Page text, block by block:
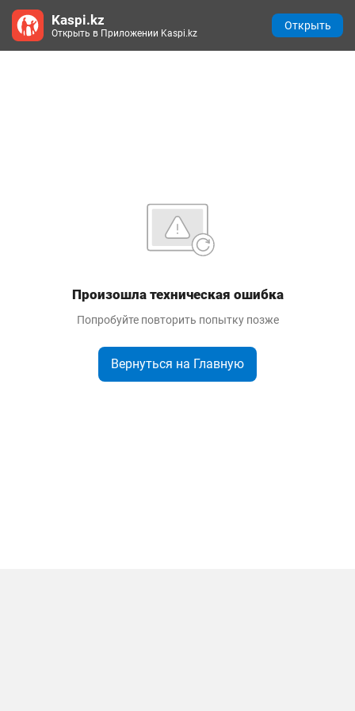
Произошла техническая ошибка
Попробуйте повторить попытку позже
Вернуться на Главную
Kaspi.kz
Открыть в Приложении Kaspi.kz
Открыть